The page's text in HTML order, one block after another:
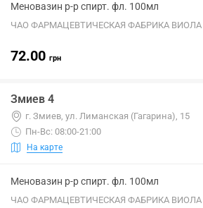
Меновазин р-р спирт. фл. 100мл
ЧАО ФАРМАЦЕВТИЧЕСКАЯ ФАБРИКА ВИОЛА
72.00 грн
Змиев 4
г. Змиев, ул. Лиманская (Гагарина), 15
Пн-Вс: 08:00-21:00
На карте
Меновазин р-р спирт. фл. 100мл
ЧАО ФАРМАЦЕВТИЧЕСКАЯ ФАБРИКА ВИОЛА